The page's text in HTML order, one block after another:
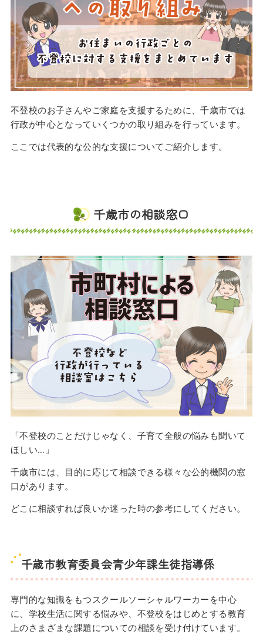
不登校のお子さんやご家庭を支援するために、千歳市では
行政が中心となっていくつかの取り組みを行っています。
ここでは代表的な公的な支援についてご紹介します。
千歳市の相談窓口
「不登校のことだけじゃなく、子育て全般の悩みも聞いて
ほしい…」
千歳市には、目的に応じて相談できる様々な公的機関の窓
口があります。
どこに相談すれば良いか迷った時の参考にしてください。
千歳市教育委員会青少年課生徒指導係
専門的な知識をもつスクールソーシャルワーカーを中心
に、学校生活に関する悩みや、不登校をはじめとする教育
上のさまざまな課題についての相談を受け付けています。